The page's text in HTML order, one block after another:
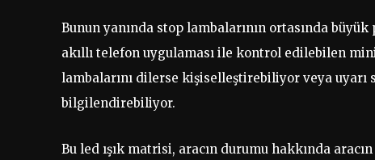
Bunun yanında stop lambalarının ortasında
akıllı telefon uygulaması ile kontrol edilebilen
lambalarını dilerse kişiselleştirebiliyor veya
bilgilendirebiliyor.
Bu led ışık matrisi, aracın durumu hakkında